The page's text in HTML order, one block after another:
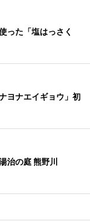
った「塩はっさく
ヨナエイギョウ」初
治の庭 熊野川